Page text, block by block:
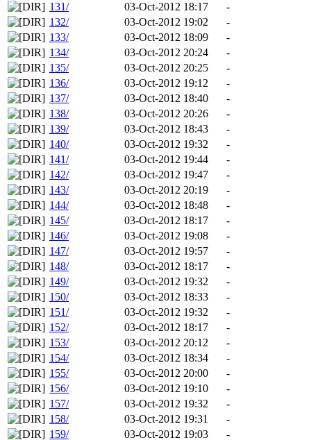
131/
03-Oct-2012 18:17
-
132/
03-Oct-2012 19:02
-
133/
03-Oct-2012 18:09
-
134/
03-Oct-2012 20:24
-
135/
03-Oct-2012 20:25
-
136/
03-Oct-2012 19:12
-
137/
03-Oct-2012 18:40
-
138/
03-Oct-2012 20:26
-
139/
03-Oct-2012 18:43
-
140/
03-Oct-2012 19:32
-
141/
03-Oct-2012 19:44
-
142/
03-Oct-2012 19:47
-
143/
03-Oct-2012 20:19
-
144/
03-Oct-2012 18:48
-
145/
03-Oct-2012 18:17
-
146/
03-Oct-2012 19:08
-
147/
03-Oct-2012 19:57
-
148/
03-Oct-2012 18:17
-
149/
03-Oct-2012 19:32
-
150/
03-Oct-2012 18:33
-
151/
03-Oct-2012 19:32
-
152/
03-Oct-2012 18:17
-
153/
03-Oct-2012 20:12
-
154/
03-Oct-2012 18:34
-
155/
03-Oct-2012 20:00
-
156/
03-Oct-2012 19:10
-
157/
03-Oct-2012 19:32
-
158/
03-Oct-2012 19:31
-
159/
03-Oct-2012 19:03 -